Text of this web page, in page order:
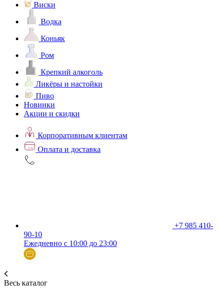
Виски
Водка
Коньяк
Ром
Крепкий алкоголь
Ликёры и настойки
Пиво
Новинки
Акции и скидки
Корпоративным клиентам
Оплата и доставка
+7 985 410-
90-10
Ежедневно с 10:00 до 23:00
Весь каталог